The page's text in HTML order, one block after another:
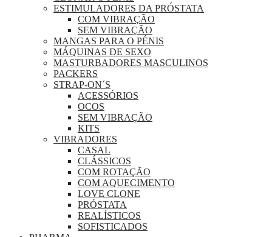
ESTIMULADORES DA PRÓSTATA
COM VIBRAÇÃO
SEM VIBRAÇÃO
MANGAS PARA O PÉNIS
MÁQUINAS DE SEXO
MASTURBADORES MASCULINOS
PACKERS
STRAP-ON´S
ACESSÓRIOS
OCOS
SEM VIBRAÇÃO
KITS
VIBRADORES
CASAL
CLÁSSICOS
COM ROTAÇÃO
COM AQUECIMENTO
LOVE CLONE
PRÓSTATA
REALÍSTICOS
SOFISTICADOS